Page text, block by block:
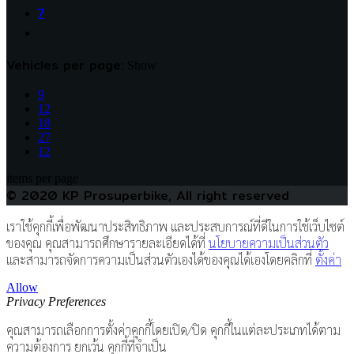
7
9
12
18
27
12
© 2020 KP Prosuperbike, All right reserved
เราใช้คุกกี้เพื่อพัฒนาประสิทธิภาพ และประสบการณ์ที่ดีในการใช้เว็บไซต์
ของคุณ คุณสามารถศึกษารายละเอียดได้ที่ นโยบายความเป็นส่วนตัว
และสามารถจัดการความเป็นส่วนตัวเองได้ของคุณได้เองโดยคลิกที่ ตั้งค่า
Allow
Privacy Preferences
คุณสามารถเลือกการตั้งค่าคุกกี้โดยเปิด/ปิด คุกกี้ในแต่ละประเภทได้ตาม
ความต้องการ ยกเว้น คุกกี้ที่จำเป็น